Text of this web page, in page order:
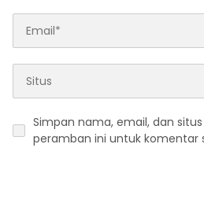
Simpan nama, email, dan
peramban ini untuk komentar